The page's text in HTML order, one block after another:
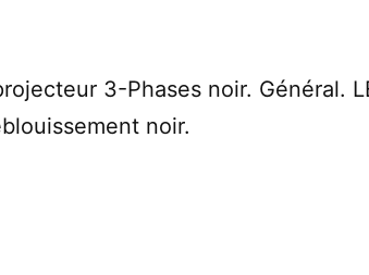
3-Phases noir. Général.
noir.